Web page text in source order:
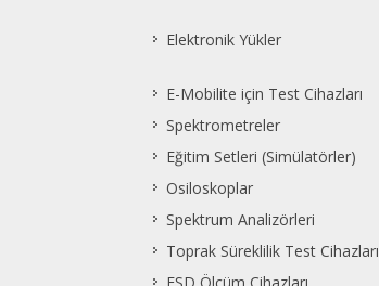
Elektronik Yükler
E-Mobilite için Test Cihazları
Spektrometreler
Eğitim Setleri (Simülatörler)
Osiloskoplar
Spektrum Analizörleri
Toprak Süreklilik Test Cihazları